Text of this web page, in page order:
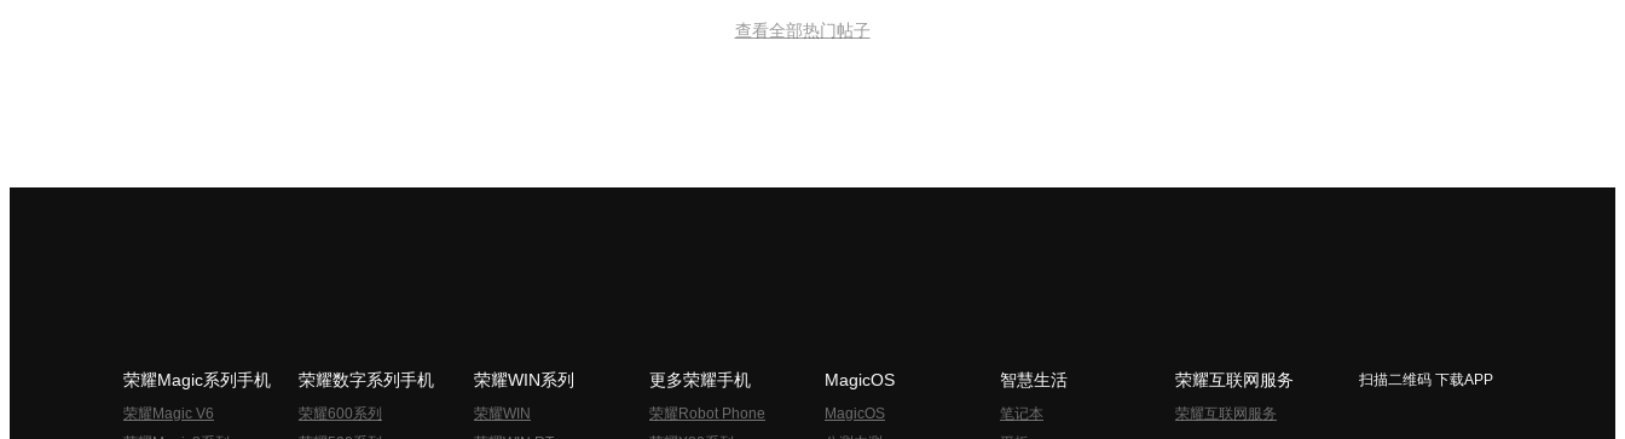
查看全部热门帖子
荣耀Magic系列手机
荣耀Magic V6
荣耀数字系列手机
荣耀600系列
荣耀WIN系列
荣耀WIN
更多荣耀手机
荣耀Robot Phone
MagicOS
MagicOS
智慧生活
笔记本
荣耀互联网服务
荣耀互联网服务
扫描二维码 下载APP